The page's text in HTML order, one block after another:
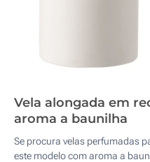
Vela alongada em
aroma a baunilha
Se procura velas perfumadas
este modelo com aroma a